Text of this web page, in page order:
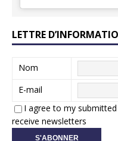
LETTRE
Nom
E-mail
I agree to my
receive newsletters